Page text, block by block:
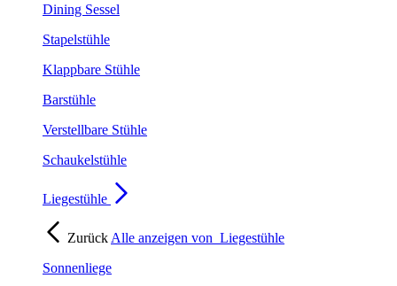
Dining Sessel
Stapelstühle
Klappbare Stühle
Barstühle
Verstellbare Stühle
Schaukelstühle
Liegestühle
Zurück Alle anzeigen von Liegestühle
Sonnenliege